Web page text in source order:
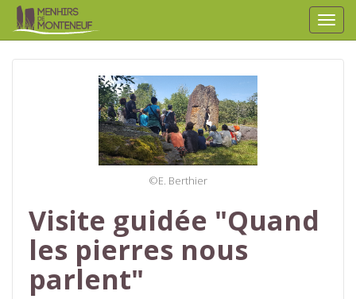
©E. Berthier
Visite guidée "Quand
les pierres nous
parlent"